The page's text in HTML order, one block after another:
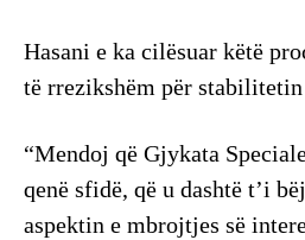
Hasani e ka cilësuar këtë
të rrezikshëm për
“Mendoj që Gjykata
qenë sfidë, që u dashtë t’i
aspektin e mbrojtjes së